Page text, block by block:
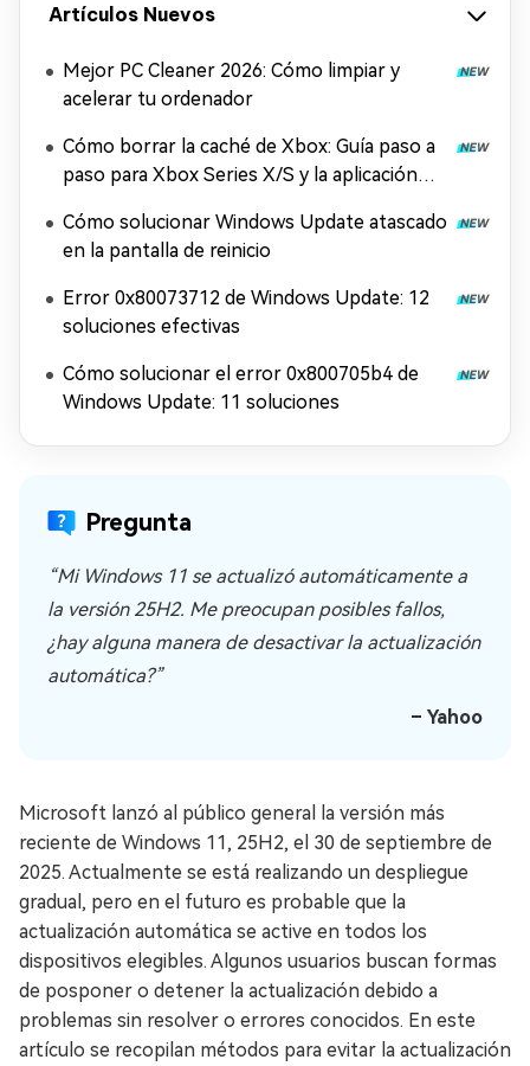
Artículos Nuevos
Mejor PC Cleaner 2026: Cómo limpiar y
acelerar tu ordenador
Cómo borrar la caché de Xbox: Guía paso a
paso para Xbox Series X/S y la aplicación
Cómo solucionar Windows Update atascado
en la pantalla de reinicio
Error 0x80073712 de Windows Update: 12
soluciones efectivas
Cómo solucionar el error 0x800705b4 de
Windows Update: 11 soluciones
Pregunta
“Mi Windows 11 se actualizó automáticamente a
la versión 25H2. Me preocupan posibles fallos,
¿hay alguna manera de desactivar la actualización
automática?”
– Yahoo
Microsoft lanzó al público general la versión más
reciente de Windows 11, 25H2, el 30 de septiembre de
2025. Actualmente se está realizando un despliegue
gradual, pero en el futuro es probable que la
actualización automática se active en todos los
dispositivos elegibles. Algunos usuarios buscan formas
de posponer o detener la actualización debido a
problemas sin resolver o errores conocidos. En este
artículo se recopilan métodos para evitar la actualización